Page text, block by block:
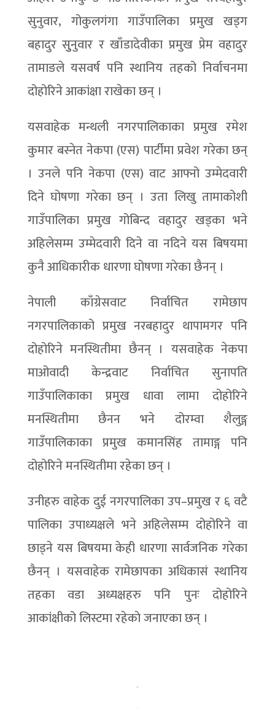
सुनुवार, गोकुलगंगा गाउँपालिका प्रमुख खड्ग
बहादुर सुुनुवार र खाँडादेवीका प्रमुख प्रेम वहादुर
तामाङले यसवर्ष पनि स्थानिय तहको निर्वाचनमा
दोहोरिने आकांक्षा राखेका छन् ।
यसवाहेक मन्थली नगरपालिकाका प्रमुख रमेश
कुमार बस्नेत नेकपा (एस) पार्टीमा प्रवेश गरेका छन्
। उनले पनि नेकपा (एस) वाट आफ्नो उम्मेदवारी
दिने घोषणा गरेका छन् । उता लिखु तामाकोशी
गाउँपालिका प्रमुख गोबिन्द वहादुर खड्का भने
अहिलेसम्म उम्मेदवारी दिने वा नदिने यस बिषयमा
कुनै आधिकारीक धारणा घोषणा गरेका छैनन् ।
नेपाली काँग्रेसवाट निर्वाचित रामेछाप
नगरपालिकाको प्रमुख नरबहादुर थापामगर पनि
दोहोरिने मनस्थितीमा छैनन् । यसवाहेक नेकपा
माओवादी केन्द्रवाट निर्वाचित सुनापति
गाउँपालिकाका प्रमुख धावा लामा दोहोरिने
मनस्थितीमा छैनन भने दोरम्वा शैलुङ्ग
गाउँपालिकाका प्रमुख कमानसिंह तामाङ्ग पनि
दोहोरिने मनस्थितीमा रहेका छन् ।
उनीहरु वाहेक दुई नगरपालिका उप–प्रमुख र ६ वटै
पालिका उपाध्यक्षले भने अहिलेसम्म दोहोरिने वा
छाड्ने यस बिषयमा केही धारणा सार्वजनिक गरेका
छैनन् । यसवाहेक रामेछापका अधिकासं स्थानिय
तहका वडा अध्यक्षहरु पनि पुनः दोहोरिने
आकांक्षीको लिस्टमा रहेकाे जनाएका छन् ।